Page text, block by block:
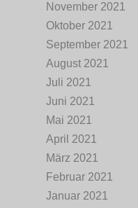
November 2021
Oktober 2021
September 2021
August 2021
Juli 2021
Juni 2021
Mai 2021
April 2021
März 2021
Februar 2021
Januar 2021